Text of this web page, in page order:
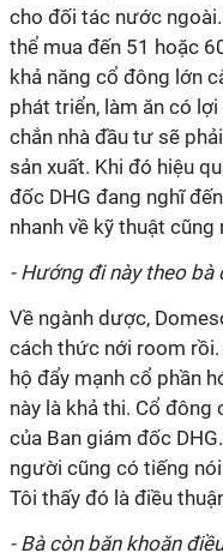
cho đối tác nước
thể mua đến 51 hoặc
khả năng cổ đông lớn
phát triển, làm ăn có
chắn nhà đầu tư sẽ
sản xuất. Khi đó hiệu
đốc DHG đang nghĩ
nhanh về kỹ thuật cũng
- Hướng đi này theo bà
Về ngành dược,
cách thức nới room rồi.
hộ đẩy mạnh cổ phần
này là khả thi. Cổ
của Ban giám đốc
người cũng có tiếng
Tôi thấy đó là điều
- Bà còn băn khoăn